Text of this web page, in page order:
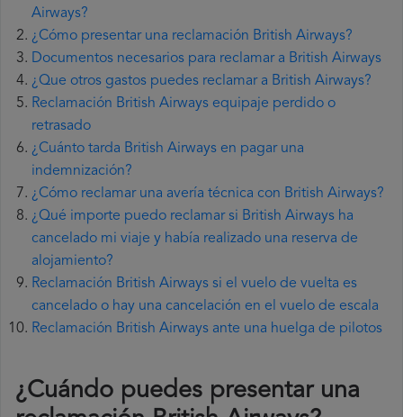
Airways?
¿Cómo presentar una reclamación British Airways?
Documentos necesarios para reclamar a British Airways
¿Que otros gastos puedes reclamar a British Airways?
Reclamación British Airways equipaje perdido o
retrasado
¿Cuánto tarda British Airways en pagar una
indemnización?
¿Cómo reclamar una avería técnica con British Airways?
¿Qué importe puedo reclamar si British Airways ha
cancelado mi viaje y había realizado una reserva de
alojamiento?
Reclamación British Airways si el vuelo de vuelta es
cancelado o hay una cancelación en el vuelo de escala
Reclamación British Airways ante una huelga de pilotos
¿Cuándo puedes presentar una